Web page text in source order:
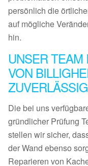
persönlich die
auf mögliche
hin.
UNSER
VON
Die bei uns
gründlicher Prüfung
stellen wir sicher,
der Wand ebenso
Reparieren von